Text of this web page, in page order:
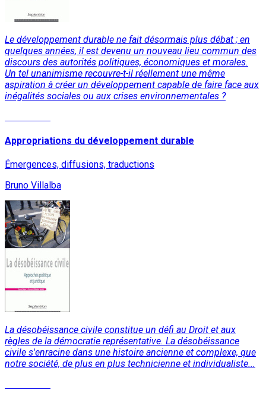
Le développement durable ne fait désormais plus débat ; en
quelques années, il est devenu un nouveau lieu commun des
discours des autorités politiques, économiques et morales.
Un tel unanimisme recouvre-t-il réellement une même
aspiration à créer un développement capable de faire face aux
inégalités sociales ou aux crises environnementales ?
Appropriations du développement durable
Émergences, diffusions, traductions
Bruno Villalba
La désobéissance civile constitue un défi au Droit et aux
règles de la démocratie représentative. La désobéissance
civile s'enracine dans une histoire ancienne et complexe, que
notre société, de plus en plus technicienne et individualiste...